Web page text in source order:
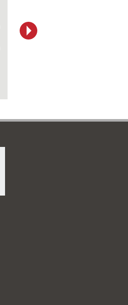
jd-photodesign/Adobe Stock